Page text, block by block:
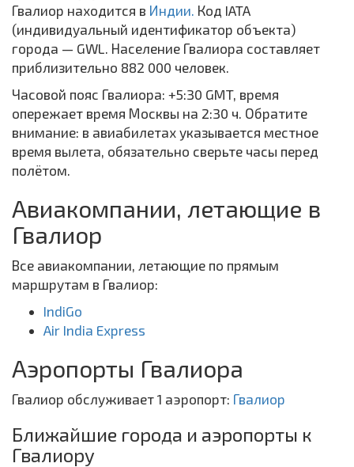
Гвалиор находится в Индии. Код IATA
(индивидуальный идентификатор объекта)
города — GWL. Население Гвалиора составляет
приблизительно 882 000 человек.
Часовой пояс Гвалиора: +5:30 GMT, время
опережает время Москвы на 2:30 ч. Обратите
внимание: в авиабилетах указывается местное
время вылета, обязательно сверьте часы перед
полётом.
Авиакомпании, летающие в
Гвалиор
Все авиакомпании, летающие по прямым
маршрутам в Гвалиор:
IndiGo
Air India Express
Аэропорты Гвалиора
Гвалиор обслуживает 1 аэропорт: Гвалиор
Ближайшие города и аэропорты к
Гвалиору